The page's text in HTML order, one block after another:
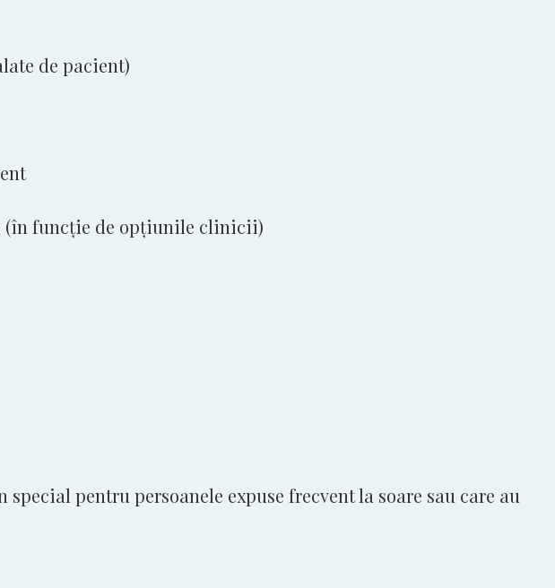
de pacient)
(în funcție de opțiunile clinicii)
pentru persoanele expuse frecvent la soare sau care au